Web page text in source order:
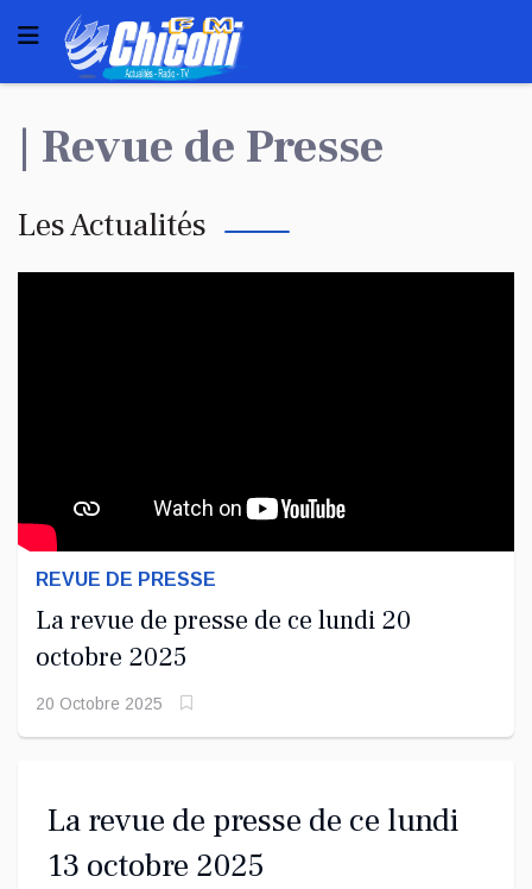
| Revue de Presse
Les Actualités
REVUE DE PRESSE
La revue de presse de ce lundi 20
octobre 2025
20 Octobre 2025
La revue de presse de ce lundi
13 octobre 2025